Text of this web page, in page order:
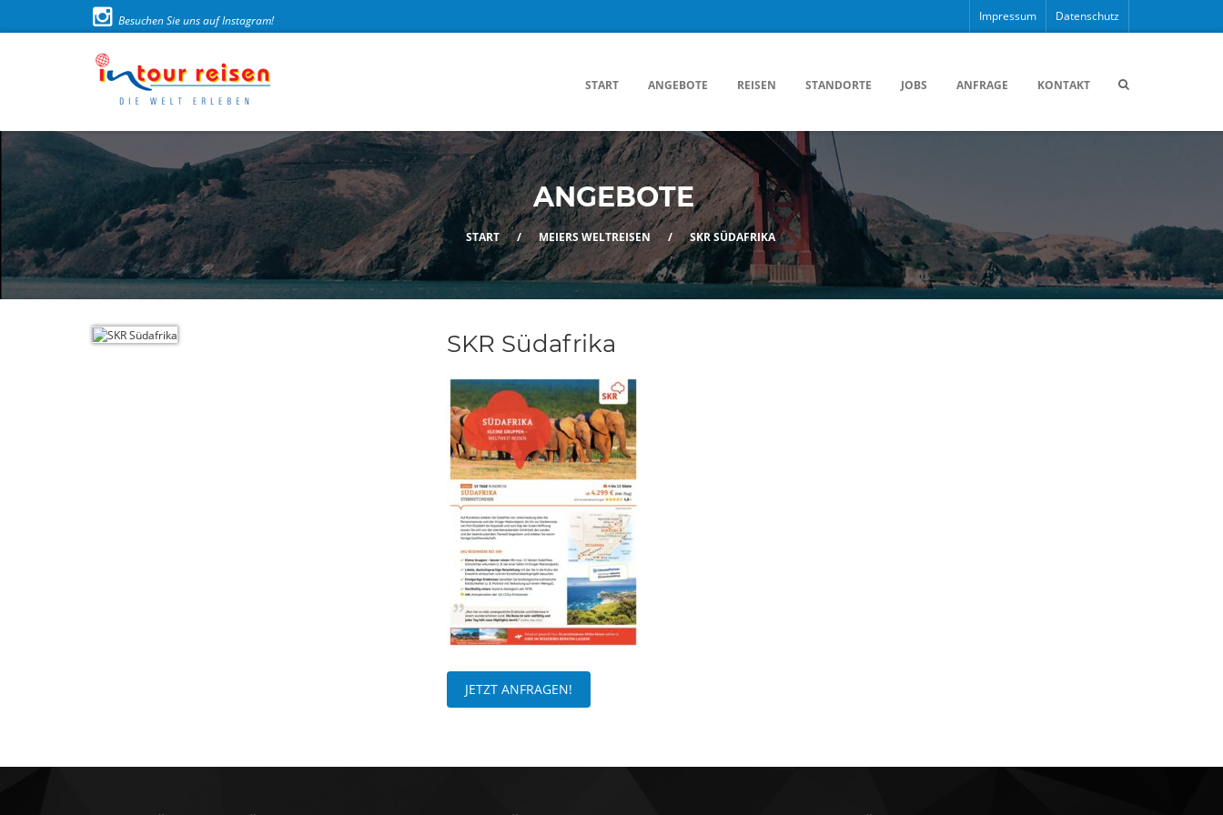
Besuchen Sie uns auf Instagram! Impressum Datenschutz
START ANGEBOTE REISEN STANDORTE JOBS ANFRAGE KONTAKT
ANGEBOTE
START / MEIERS WELTREISEN / SKR SÜDAFRIKA
SKR Südafrika
JETZT ANFRAGEN!